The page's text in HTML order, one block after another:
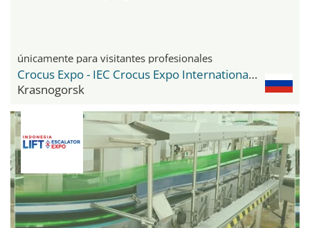
únicamente para visitantes profesionales
Crocus Expo - IEC Crocus Expo International Exhibition Centre
Krasnogorsk